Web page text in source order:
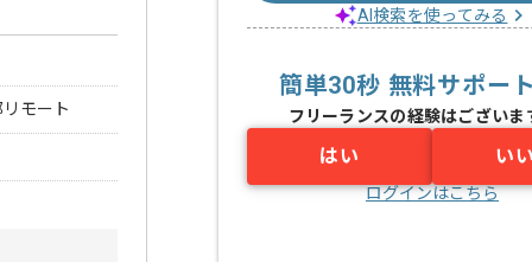
モート
AI検索を使ってみる
簡単30秒 無料サポー
フリーランスの経験はございま
はい い
ログインはこちら